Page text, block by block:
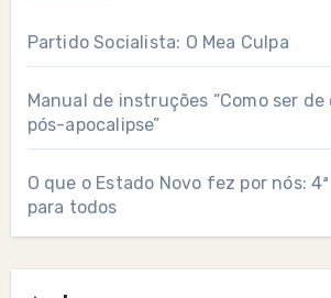
Partido Socialista: O Mea Culpa
Manual de instruções “Como ser
pós-apocalipse”
O que o Estado Novo fez por nós:
para todos